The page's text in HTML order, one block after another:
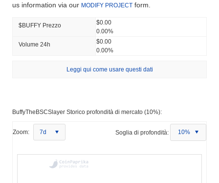
us information via our MODIFY PROJECT form.
$BUFFY Prezzo
$0.00
0.00%
Volume 24h
$0.00
0.00%
Leggi qui come usare questi dati
BuffyTheBSCSlayer Storico profondità di mercato (10%):
Zoom: 7d Soglia di profondità: 10%